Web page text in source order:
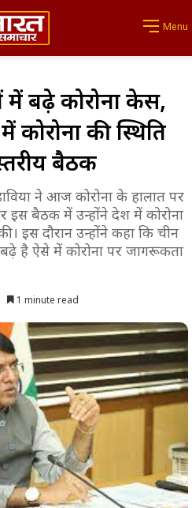
Menu
बढ़े कोरोना केस,
कोरोना की स्थिति
बैठक
ने आज कोरोना के हालात पर
बैठक में उन्होंने देश में कोरोना
इस दौरान उन्होंने कहा कि चीन
है ऐसे में कोरोना पर जागरूकता
1 minute read